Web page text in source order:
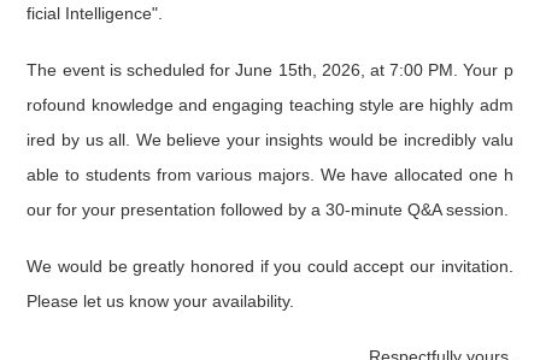
ficial Intelligence".
The event is scheduled for June 15th, 2026, at 7:00 PM. Your p
rofound knowledge and engaging teaching style are highly adm
ired by us all. We believe your insights would be incredibly valu
able to students from various majors. We have allocated one h
our for your presentation followed by a 30-minute Q&A session.
We would be greatly honored if you could accept our invitation.
Please let us know your availability.